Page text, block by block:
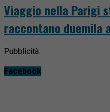
Viaggio nella Parigi
raccontano duemila
Pubblicità
Facebook